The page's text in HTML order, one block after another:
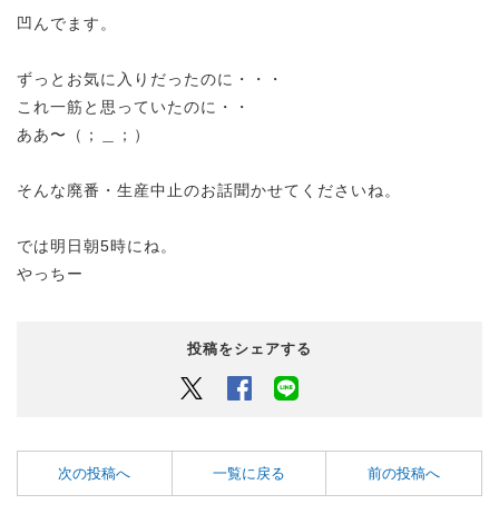
凹んでます。
ずっとお気に入りだったのに・・・
これ一筋と思っていたのに・・
ああ〜（；＿；）
そんな廃番・生産中止のお話聞かせてくださいね。
では明日朝5時にね。
やっちー
投稿をシェアする
Twitter Facebook
次の投稿へ 一覧に戻る 前の投稿へ